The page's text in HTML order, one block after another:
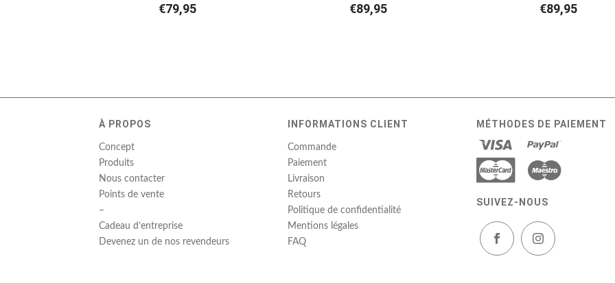
€79,95 €89,95 €89,95
À PROPOS
Concept
Produits
Nous contacter
Points de vente
–
Cadeau d’entreprise
Devenez un de nos revendeurs
INFORMATIONS CLIENT
Commande
Paiement
Livraison
Retours
Politique de confidentialité
Mentions légales
FAQ
MÉTHODES DE PAIEMENT
SUIVEZ-NOUS